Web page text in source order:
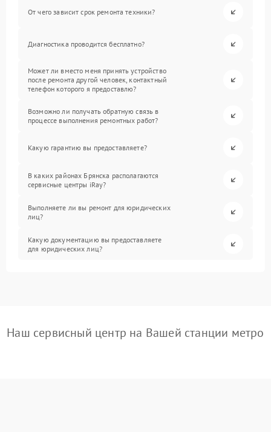
От чего зависит срок ремонта техники?
Диагностика проводится бесплатно?
Может ли вместо меня принять устройство
после ремонта другой человек, контактный
телефон которого я предоставлю?
Возможно ли получать обратную связь в
процессе выполнения ремонтных работ?
Какую гарантию вы предоставляете?
В каких районах Брянска располагаются
сервисные центры iRay?
Выполняете ли вы ремонт для юридических
лиц?
Какую документацию вы предоставляете
для юридических лиц?
Наш сервисный центр на Вашей станции метро